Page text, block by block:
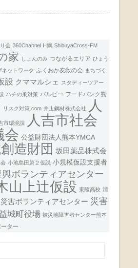
会 360Channel H鋼 ShibuyaCross-FM
家 しょんのみ つながるエリア ひょう
ネットワーク ふくおか友救の会 まちづく
設 クママルシェ
スタディーツアー
ハチの巣対策 バルビー フードバンク熊
リスク対策.com 井上鋼材株式会社
人
市環境課
人吉市社会
会 公益財団法人熊本YMCA
造財団 坂田薬品株式会
小池島田第２仮説 小規模仮設支援者
興ボランティアセンター
山上辻仮設 東陵高校 清
災害ボランティアセンター 災害
城町役場 被災地障害者センター熊本
ター